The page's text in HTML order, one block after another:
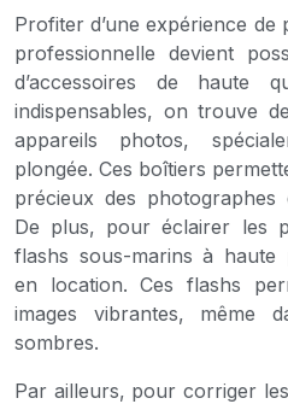
Profiter d’une expérience
professionnelle devient
d’accessoires de haute
indispensables, on trouve
appareils photos,
plongée. Ces boîtiers
précieux des photographes
De plus, pour éclairer les
flashs sous-marins à haute
en location. Ces flashs
images vibrantes, même
sombres.
Par ailleurs, pour corriger